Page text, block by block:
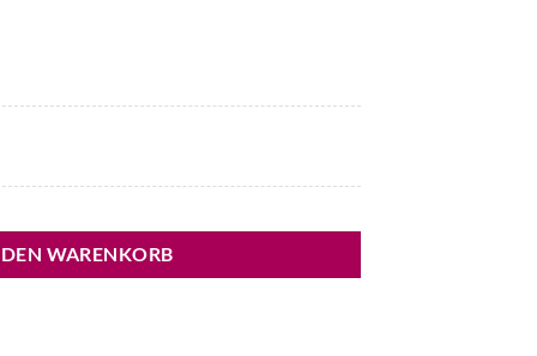
WARENKORB